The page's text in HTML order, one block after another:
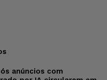
anúncios com